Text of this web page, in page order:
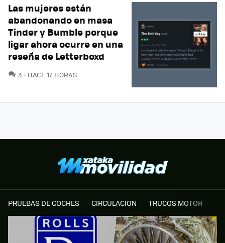
Las mujeres están
abandonando en masa
Tinder y Bumble porque
ligar ahora ocurre en una
reseña de Letterboxd
3 COMENTARIOS
HACE 17 HORAS
PRUEBAS DE COCHES CIRCULACION TRUCOS MOTOR